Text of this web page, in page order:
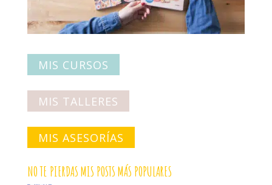
MIS CURSOS
MIS TALLERES
MIS ASESORÍAS
NO TE PIERDAS MIS POSTS MÁS POPULARES